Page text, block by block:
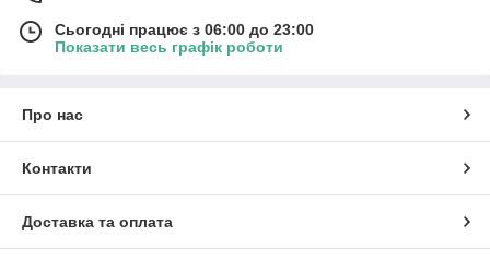
Сьогодні працює з 06:00 до 23:00
Показати весь графік роботи
Про нас
Контакти
Доставка та оплата